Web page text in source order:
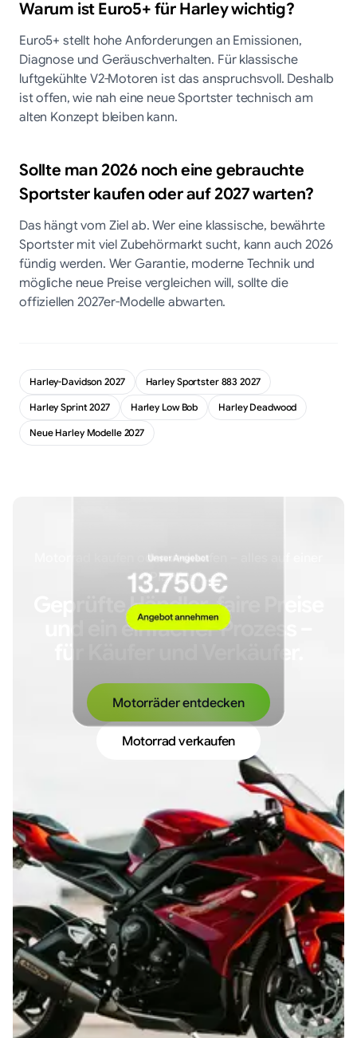
Warum ist Euro5+ für Harley wichtig?
Euro5+ stellt hohe Anforderungen an Emissionen,
Diagnose und Geräuschverhalten. Für klassische
luftgekühlte V2-Motoren ist das anspruchsvoll. Deshalb
ist offen, wie nah eine neue Sportster technisch am
alten Konzept bleiben kann.
Sollte man 2026 noch eine gebrauchte
Sportster kaufen oder auf 2027 warten?
Das hängt vom Ziel ab. Wer eine klassische, bewährte
Sportster mit viel Zubehörmarkt sucht, kann auch 2026
fündig werden. Wer Garantie, moderne Technik und
mögliche neue Preise vergleichen will, sollte die
offiziellen 2027er-Modelle abwarten.
Harley-Davidson 2027
Harley Sportster 883 2027
Harley Sprint 2027
Harley Low Bob
Harley Deadwood
Neue Harley Modelle 2027
Motorrad kaufen oder verkaufen – alles auf einer
Plattform.
Geprüfte Händler, faire Preise
und ein einfacher Prozess –
Motorräder entdecken
Motorrad verkaufen